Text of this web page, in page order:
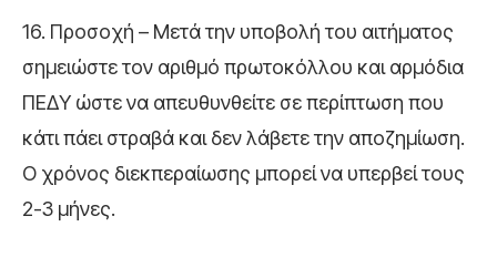
16. Προσοχή – Μετά την υποβολή του αιτήματος
σημειώστε τον αριθμό πρωτοκόλλου και αρμόδια
ΠΕΔΥ ώστε να απευθυνθείτε σε περίπτωση που
κάτι πάει στραβά και δεν λάβετε την αποζημίωση.
Ο χρόνος διεκπεραίωσης μπορεί να υπερβεί τους
2-3 μήνες.